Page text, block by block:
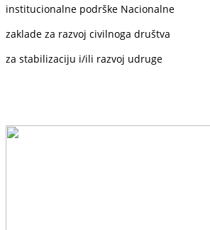
institucionalne podrške Nacionalne
zaklade za razvoj civilnoga društva
za stabilizaciju i/ili razvoj udruge